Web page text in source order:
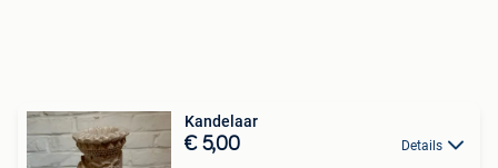
Kandelaar
€ 5,00 Details